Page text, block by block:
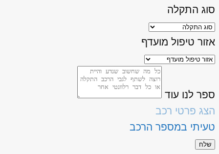
סוג התקלה
אזור טיפול מועדף
ספר לנו עוד
הצג פרטי רכב
טעיתי במספר הרכב
שלח